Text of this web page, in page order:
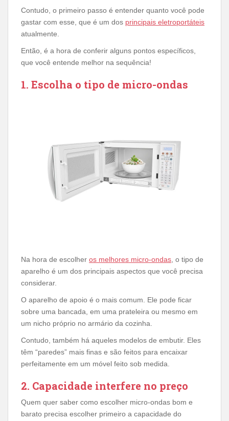
Contudo, o primeiro passo é entender quanto você pode
gastar com esse, que é um dos principais eletroportáteis
atualmente.
Então, é a hora de conferir alguns pontos específicos,
que você entende melhor na sequência!
1. Escolha o tipo de micro-ondas
Na hora de escolher os melhores micro-ondas, o tipo de
aparelho é um dos principais aspectos que você precisa
considerar.
O aparelho de apoio é o mais comum. Ele pode ficar
sobre uma bancada, em uma prateleira ou mesmo em
um nicho próprio no armário da cozinha.
Contudo, também há aqueles modelos de embutir. Eles
têm “paredes” mais finas e são feitos para encaixar
perfeitamente em um móvel feito sob medida.
2. Capacidade interfere no preço
Quem quer saber como escolher micro-ondas bom e
barato precisa escolher primeiro a capacidade do